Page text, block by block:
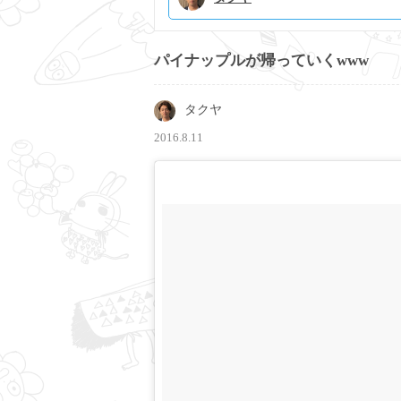
パイナップルが帰っていくwww
タクヤ
2016.8.11